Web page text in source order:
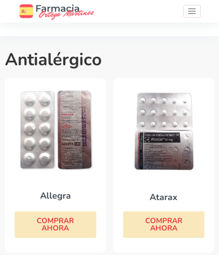
Antialérgico
Allegra
COMPRAR
AHORA
Atarax
COMPRAR
AHORA